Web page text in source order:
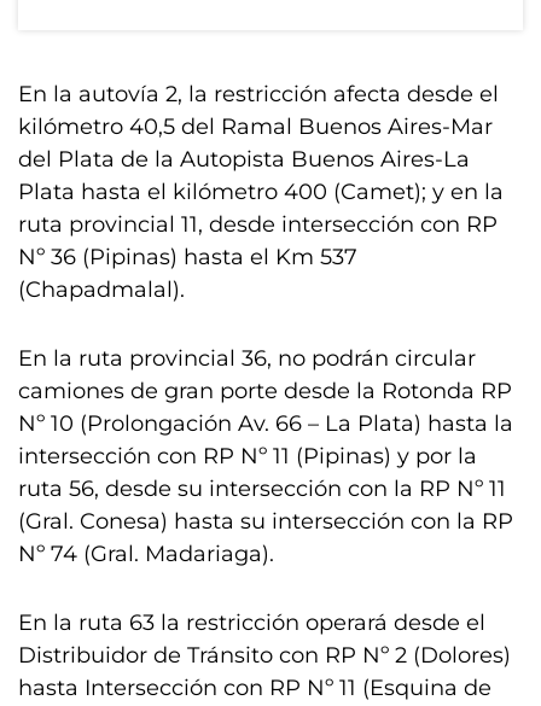
En la autovía 2, la restricción afecta desde el
kilómetro 40,5 del Ramal Buenos Aires-Mar
del Plata de la Autopista Buenos Aires-La
Plata hasta el kilómetro 400 (Camet); y en la
ruta provincial 11, desde intersección con RP
Nº 36 (Pipinas) hasta el Km 537
(Chapadmalal).
En la ruta provincial 36, no podrán circular
camiones de gran porte desde la Rotonda RP
Nº 10 (Prolongación Av. 66 – La Plata) hasta la
intersección con RP Nº 11 (Pipinas) y por la
ruta 56, desde su intersección con la RP Nº 11
(Gral. Conesa) hasta su intersección con la RP
Nº 74 (Gral. Madariaga).
En la ruta 63 la restricción operará desde el
Distribuidor de Tránsito con RP Nº 2 (Dolores)
hasta Intersección con RP Nº 11 (Esquina de